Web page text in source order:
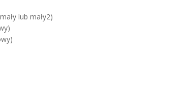
lub mały2)